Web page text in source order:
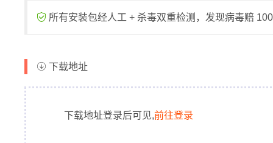
所有安装包经人工 + 杀毒双重检测，发现病毒赔
下载地址
下载地址登录后可见,前往登录